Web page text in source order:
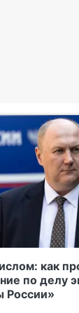
как
по делу
России»